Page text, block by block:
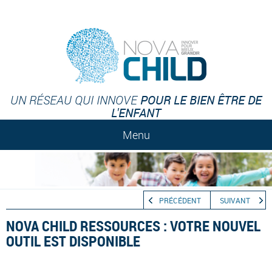
UN RÉSEAU QUI INNOVEPOUR LE BIEN ÊTRE DE
L'ENFANT
Menu
SUIVANT
PRÉCÉDENT
NOVA CHILD RESSOURCES : VOTRE NOUVEL
OUTIL EST DISPONIBLE